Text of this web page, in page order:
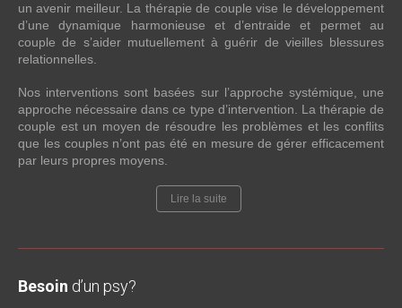
un avenir meilleur. La thérapie de couple vise le développement
d’une dynamique harmonieuse et d’entraide et permet au
couple de s’aider mutuellement à guérir de vieilles blessures
relationnelles.
Nos interventions sont basées sur l’approche systémique, une
approche nécessaire dans ce type d’intervention. La thérapie de
couple est un moyen de résoudre les problèmes et les conflits
que les couples n’ont pas été en mesure de gérer efficacement
par leurs propres moyens.
Lire la suite
Besoin d’un psy?